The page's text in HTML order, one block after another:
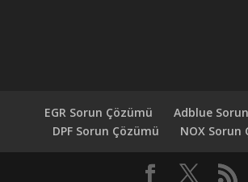
EGR Sorun Çözümü
Adblue
DPF Sorun Çözümü
NOX Sorun